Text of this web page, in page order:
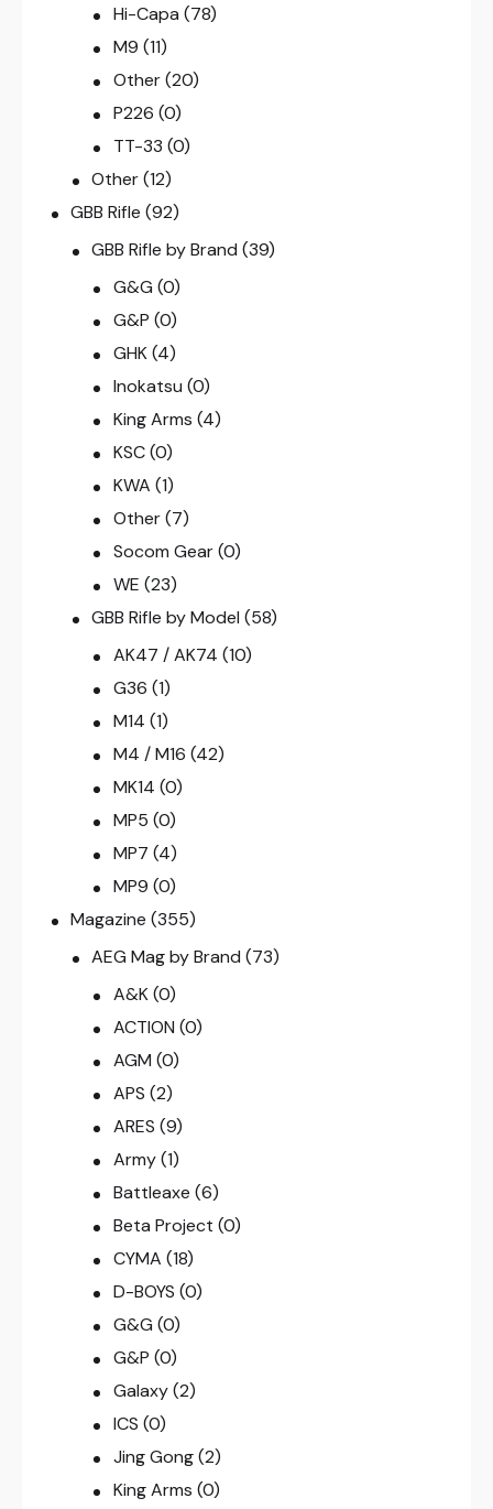
Hi-Capa (78)
M9 (11)
Other (20)
P226 (0)
TT-33 (0)
Other (12)
GBB Rifle (92)
GBB Rifle by Brand (39)
G&G (0)
G&P (0)
GHK (4)
Inokatsu (0)
King Arms (4)
KSC (0)
KWA (1)
Other (7)
Socom Gear (0)
WE (23)
GBB Rifle by Model (58)
AK47 / AK74 (10)
G36 (1)
M14 (1)
M4 / M16 (42)
MK14 (0)
MP5 (0)
MP7 (4)
MP9 (0)
Magazine (355)
AEG Mag by Brand (73)
A&K (0)
ACTION (0)
AGM (0)
APS (2)
ARES (9)
Army (1)
Battleaxe (6)
Beta Project (0)
CYMA (18)
D-BOYS (0)
G&G (0)
G&P (0)
Galaxy (2)
ICS (0)
Jing Gong (2)
King Arms (0)